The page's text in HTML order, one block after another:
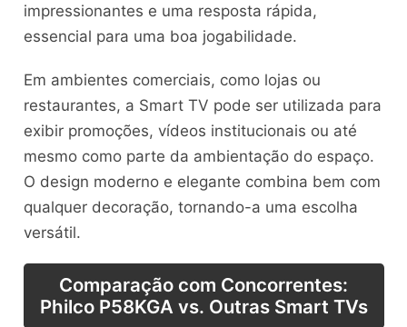
impressionantes e uma resposta rápida,
essencial para uma boa jogabilidade.
Em ambientes comerciais, como lojas ou
restaurantes, a Smart TV pode ser utilizada para
exibir promoções, vídeos institucionais ou até
mesmo como parte da ambientação do espaço.
O design moderno e elegante combina bem com
qualquer decoração, tornando-a uma escolha
versátil.
Comparação com Concorrentes:
Philco P58KGA vs. Outras Smart TVs